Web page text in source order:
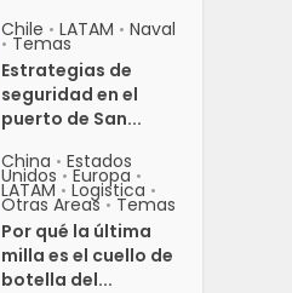
Chile • LATAM • Naval
• Temas
Estrategias de
seguridad en el
puerto de San...
China • Estados
Unidos • Europa •
LATAM • Logistica •
Otras Areas • Temas
Por qué la última
milla es el cuello de
botella del...